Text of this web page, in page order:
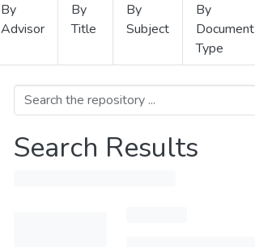
By
Advisor
By
Title
By
Subject
By
Document
Type
Search Results